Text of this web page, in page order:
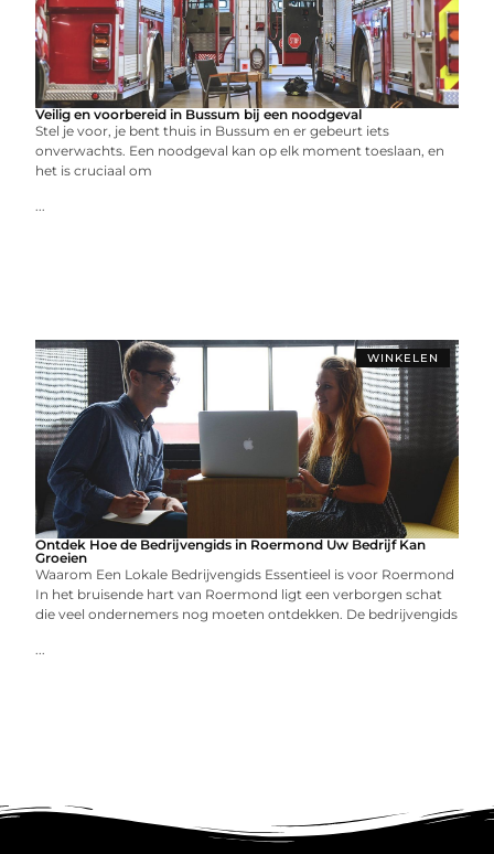
Veilig en voorbereid in Bussum bij een noodgeval
Stel je voor, je bent thuis in Bussum en er gebeurt iets
onverwachts. Een noodgeval kan op elk moment toeslaan, en
het is cruciaal om
...
WINKELEN
Ontdek Hoe de Bedrijvengids in Roermond Uw Bedrijf Kan
Groeien
Waarom Een Lokale Bedrijvengids Essentieel is voor Roermond
In het bruisende hart van Roermond ligt een verborgen schat
die veel ondernemers nog moeten ontdekken. De bedrijvengids
...